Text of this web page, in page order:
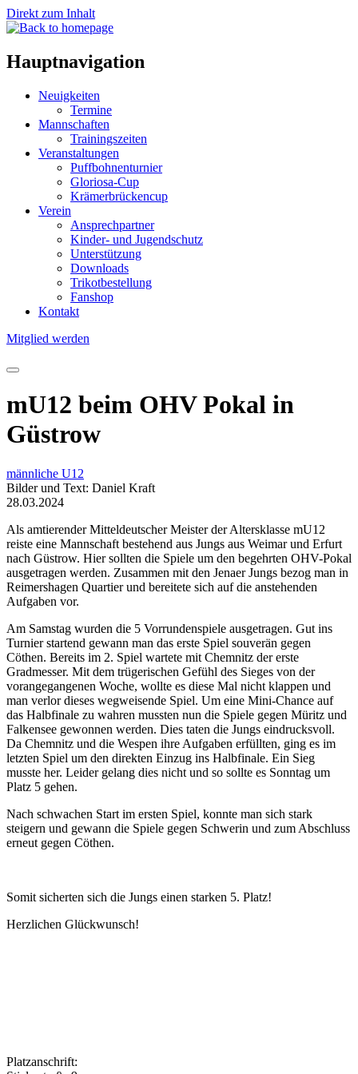
Direkt zum Inhalt
Hauptnavigation
Neuigkeiten
Termine
Mannschaften
Trainingszeiten
Veranstaltungen
Puffbohnenturnier
Gloriosa-Cup
Krämerbrückencup
Verein
Ansprechpartner
Kinder- und Jugendschutz
Unterstützung
Downloads
Trikotbestellung
Fanshop
Kontakt
Mitglied werden
mU12 beim OHV Pokal in
Güstrow
männliche U12
Bilder und Text: Daniel Kraft
28.03.2024
Als amtierender Mitteldeutscher Meister der Altersklasse mU12
reiste eine Mannschaft bestehend aus Jungs aus Weimar und Erfurt
nach Güstrow. Hier sollten die Spiele um den begehrten OHV-Pokal
ausgetragen werden. Zusammen mit den Jenaer Jungs bezog man in
Reimershagen Quartier und bereitete sich auf die anstehenden
Aufgaben vor.
Am Samstag wurden die 5 Vorrundenspiele ausgetragen. Gut ins
Turnier startend gewann man das erste Spiel souverän gegen
Cöthen. Bereits im 2. Spiel wartete mit Chemnitz der erste
Gradmesser. Mit dem trügerischen Gefühl des Sieges von der
vorangegangenen Woche, wollte es diese Mal nicht klappen und
man verlor dieses wegweisende Spiel. Um eine Mini-Chance auf
das Halbfinale zu wahren mussten nun die Spiele gegen Müritz und
Falkensee gewonnen werden. Dies taten die Jungs eindrucksvoll.
Da Chemnitz und die Wespen ihre Aufgaben erfüllten, ging es im
letzten Spiel um den direkten Einzug ins Halbfinale. Ein Sieg
musste her. Leider gelang dies nicht und so sollte es Sonntag um
Platz 5 gehen.
Nach schwachen Start im ersten Spiel, konnte man sich stark
steigern und gewann die Spiele gegen Schwerin und zum Abschluss
erneut gegen Cöthen.
Somit sicherten sich die Jungs einen starken 5. Platz!
Herzlichen Glückwunsch!
Platzanschrift: